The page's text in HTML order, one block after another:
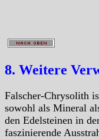
8. Weitere
Falscher-Chrysolith
sowohl als Mineral
den Edelsteinen in
faszinierende